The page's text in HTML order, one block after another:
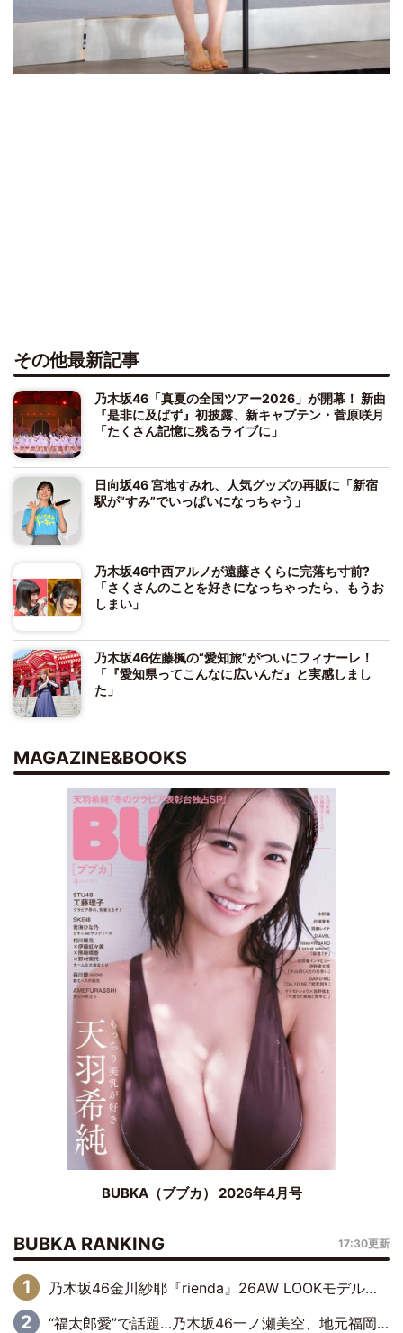
その他最新記事
乃木坂46「真夏の全国ツアー2026」が開幕！ 新曲
『是非に及ばず』初披露、新キャプテン・菅原咲月
「たくさん記憶に残るライブに」
日向坂46 宮地すみれ、人気グッズの再販に「新宿
駅が“すみ”でいっぱいになっちゃう」
乃木坂46中西アルノが遠藤さくらに完落ち寸前?
「さくさんのことを好きになっちゃったら、もうお
しまい」
乃木坂46佐藤楓の“愛知旅”がついにフィナーレ！
「『愛知県ってこんなに広いんだ』と実感しまし
た」
MAGAZINE&BOOKS
BUBKA（ブブカ） 2026年4月号
BUBKA RANKING 17:30更新
乃木坂46金川紗耶『rienda』26AW LOOKモデルに就任
“福太郎愛”で話題…乃木坂46一ノ瀬美空、地元福岡『めんべい25周年トップサポーター』に就任